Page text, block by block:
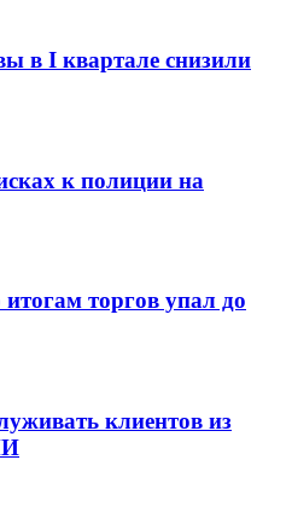
в I квартале снизили
к полиции на
торгов упал до
клиентов из